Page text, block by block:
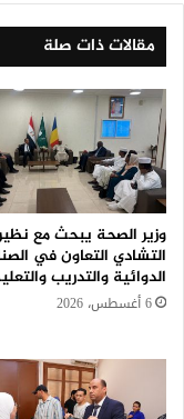
مقالات ذات صلة
وزير الصحة يبحث مع
التشادي التعاون في
الدوائية والتدريب
6 أغسطس، 2026